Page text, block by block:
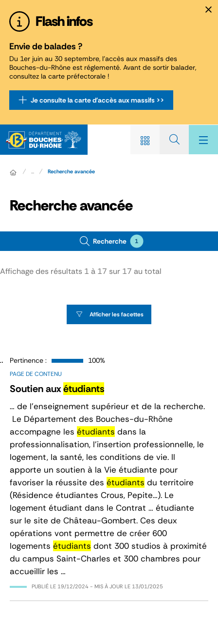
Flash infos
Envie de balades ?
Du 1er juin au 30 septembre, l'accès aux massifs des
Bouches-du-Rhône est réglementé. Avant de sortir balader,
consultez la carte préfectorale !
Je consulte la carte d'accès aux massifs >>
... Recherche avancée
Recherche avancée
Recherche 1
Affichage des résultats 1 à 17 sur 17 au total
Afficher les facettes
PAGE DE CONTENU
Soutien auxétudiants
Pertinence : 100%
… de l’enseignement supérieur et de la recherche.
Le Département des Bouches-du-Rhône
accompagne les étudiants dans la
professionnalisation, l’insertion professionnelle, le
logement, la santé, les conditions de vie. Il
apporte un soutien à la Vie étudiante pour
favoriser la réussite des étudiants du territoire
(Résidence étudiantes Crous, Pepite…). Le
logement étudiant dans le Contrat … étudiante
sur le site de Château-Gombert. Ces deux
opérations vont permettre de créer 600
logements étudiants dont 300 studios à proximité
du campus Saint-Charles et 300 chambres pour
accueillir les …
PUBLIÉ LE 19/12/2024 - MIS À JOUR LE 13/01/2025